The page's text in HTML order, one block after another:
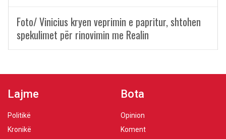
Foto/ Vinicius kryen veprimin e papritur, shtohen
spekulimet për rinovimin me Realin
Lajme
Politikë
Kronikë
Bota
Opinion
Koment